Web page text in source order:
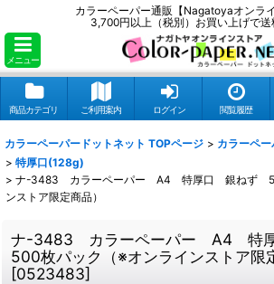
カラーペーパー通販【Nagatoyaオンライ
3,700円以上（税別）お買い上げで送
メニュー
商品カテゴリ ご利用案内 ログイン 閲覧履歴
カラーペーパードットネット TOPページ > カラーペ
> 特厚口(128g)
> ナ-3483 カラーペーパー A4 特厚口 銀ねず
ンストア限定商品）
ナ-3483 カラーペーパー A4 特
500枚パック（※オンラインストア限
[0523483]